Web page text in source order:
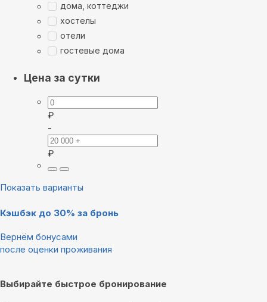
дома, коттеджи
хостелы
отели
гостевые дома
Цена за сутки
₽
-
₽
Показать варианты
Кэшбэк до 30% за бронь
Вернём бонусами
после оценки проживания
Выбирайте быстрое бронирование